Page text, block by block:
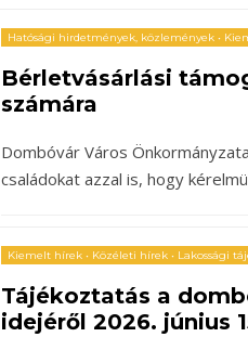
Hatósági hirdetmények, közlemények •
Bérletvásárlási
számára
Dombóvár Város
családokat azzal is, hogy
Kiemelt hírek • Közéleti hírek • Lakossági
Tájékoztatás a
idejéről 2026. június